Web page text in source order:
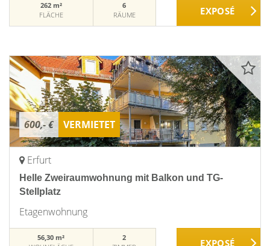
262 m²
FLÄCHE
6
RÄUME
600,- € VERMIETET
Erfurt
Helle Zweiraumwohnung mit Balkon und TG-
Stellplatz
Etagenwohnung
56,30 m²
2